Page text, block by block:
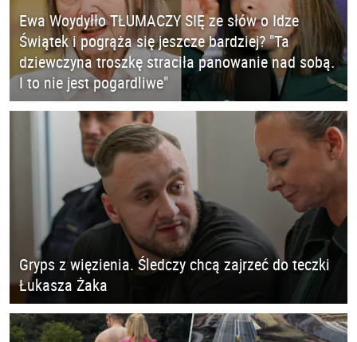
Ewa Woydyłło TŁUMACZY SIĘ ze słów o Idze
Świątek i pogrąża się jeszcze bardziej? "Ta
dziewczyna troszkę straciła panowanie nad sobą.
I to nie jest pogardliwe"
Gryps z więzienia. Śledczy chcą zajrzeć do teczki
Łukasza Żaka